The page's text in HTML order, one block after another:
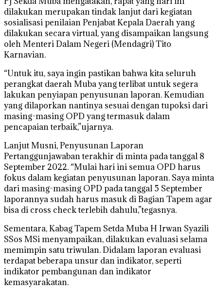
dilakukan merupakan tindak lanjut dari kegiatan
sosialisasi penilaian Penjabat Kepala Daerah yang
dilakukan secara virtual, yang disampaikan langsung
oleh Menteri Dalam Negeri (Mendagri) Tito
Karnavian.
“Untuk itu, saya ingin pastikan bahwa kita seluruh
perangkat daerah Muba yang terlibat untuk segera
lakukan penyiapan penyusunan laporan. Kemudian
yang dilaporkan nantinya sesuai dengan tupoksi dari
masing-masing OPD yang termasuk dalam
pencapaian terbaik,”ujarnya.
Lanjut Musni, Penyusunan Laporan
Pertanggunjawaban terakhir di minta pada tanggal 8
September 2022. “Mulai hari ini semua OPD harus
fokus dalam kegiatan penyusunan laporan. Saya minta
dari masing-masing OPD pada tanggal 5 September
laporannya sudah harus masuk di Bagian Tapem agar
bisa di cross check terlebih dahulu,”tegasnya.
Sementara, Kabag Tapem Setda Muba H Irwan Syazili
SSos MSi menyampaikan, dilakukan evaluasi selama
memimpin satu triwulan. Didalam laporan evaluasi
terdapat beberapa unsur dan indikator, seperti
indikator pembangunan dan indikator
kemasyarakatan.